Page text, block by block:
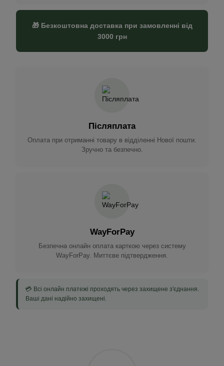
🎁 Безкоштовна доставка при замовленні від
3000 грн
Післяплата
Оплата при отриманні товару в відділенні Нової пошти.
Зручно та безпечно.
WayForPay
Безпечна онлайн оплата карткою через систему
WayForPay. Миттєве підтвердження.
💳 Всі онлайн платежі проходять через захищене з'єднання.
Ваші дані надійно захищені.